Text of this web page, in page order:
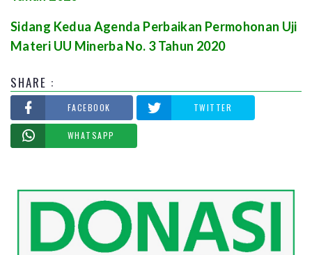
Sidang Kedua Agenda Perbaikan Permohonan Uji
Materi UU Minerba No. 3 Tahun 2020
SHARE :
FACEBOOK TWITTER
WHATSAPP